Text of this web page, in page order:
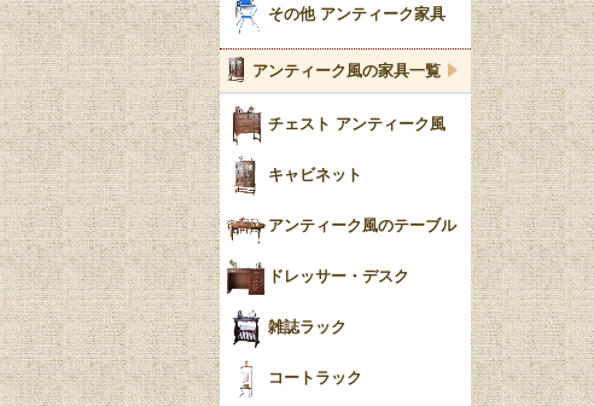
その他 アンティーク家具
アンティーク風の家具一覧
チェスト アンティーク風
キャビネット
アンティーク風のテーブル
ドレッサー・デスク
雑誌ラック
コートラック